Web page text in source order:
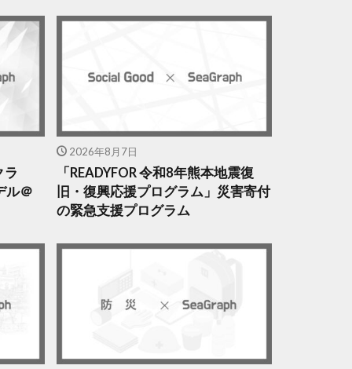
ラ
ル＠
2026年8月7日
「READYFOR 令和8年熊本地震復
旧・復興応援プログラム」災害寄付
の緊急支援プログラム